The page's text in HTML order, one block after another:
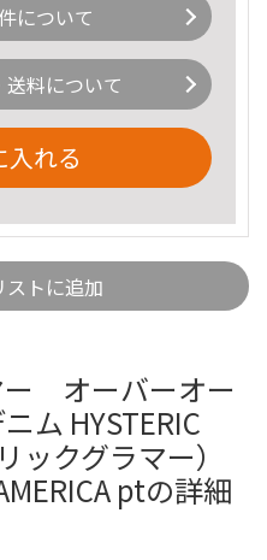
について
料について
入れる
トに追加
ー オーバーオー
HYSTERIC
ックグラマー）
ptの詳細